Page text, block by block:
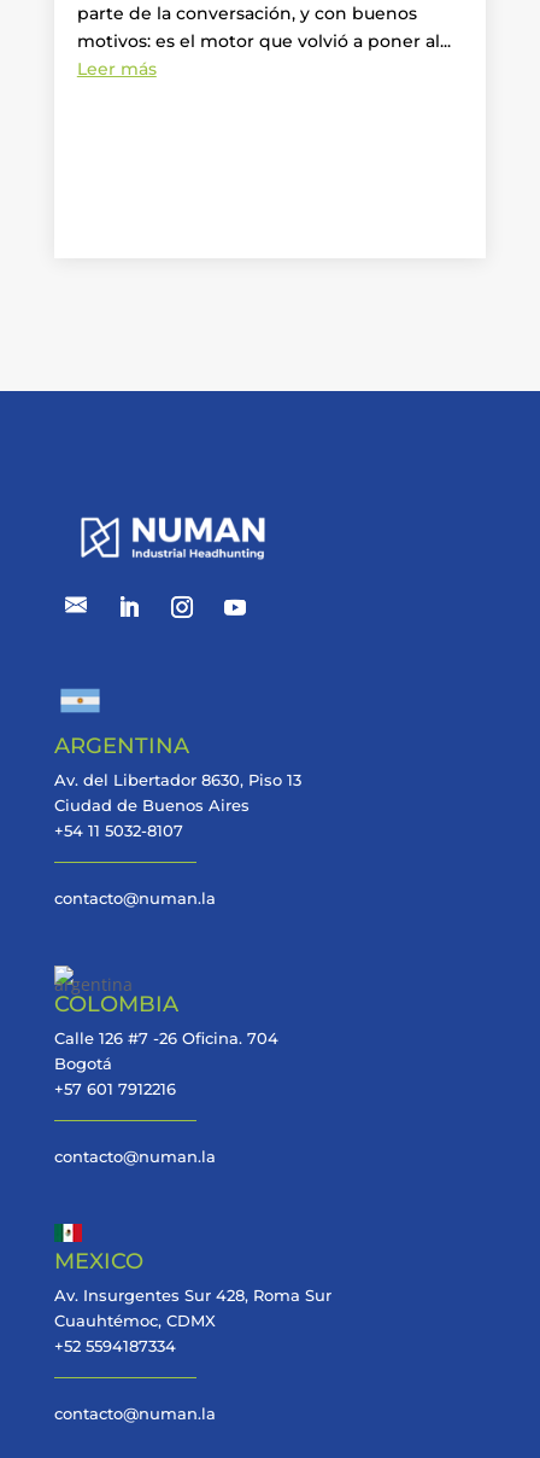
parte de la conversación, y con buenos
motivos: es el motor que volvió a poner al...
Leer más
ARGENTINA
Av. del Libertador 8630, Piso 13
Ciudad de Buenos Aires
+54 11 5032-8107
contacto@numan.la
COLOMBIA
Calle 126 #7 -26 Oficina. 704
Bogotá
+57 601 7912216
contacto@numan.la
MEXICO
Av. Insurgentes Sur 428, Roma Sur
Cuauhtémoc, CDMX
+52 5594187334
contacto@numan.la